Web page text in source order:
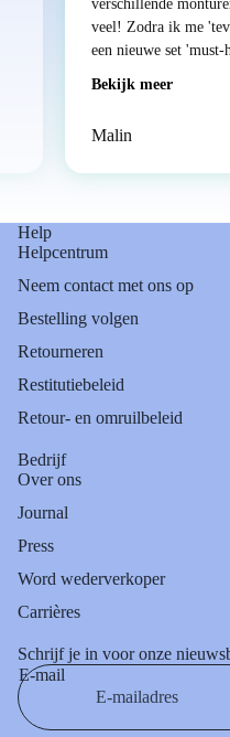
verschillende
veel! Zodra ik me
een nieuwe set 'must-
Bekijk meer
Malin
Help
Helpcentrum
Neem contact met ons op
Bestelling volgen
Retourneren
Restitutiebeleid
Retour- en omruilbeleid
Bedrijf
Over ons
Journal
Press
Word wederverkoper
Carrières
Schrijf je in voor onze
E-mail
Privacybeleid
Algemene voorwaarden